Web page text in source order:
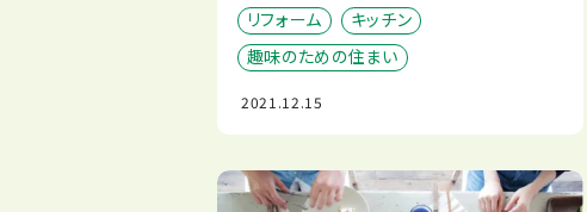
リフォーム
キッチン
趣味のための住まい
2021.12.15